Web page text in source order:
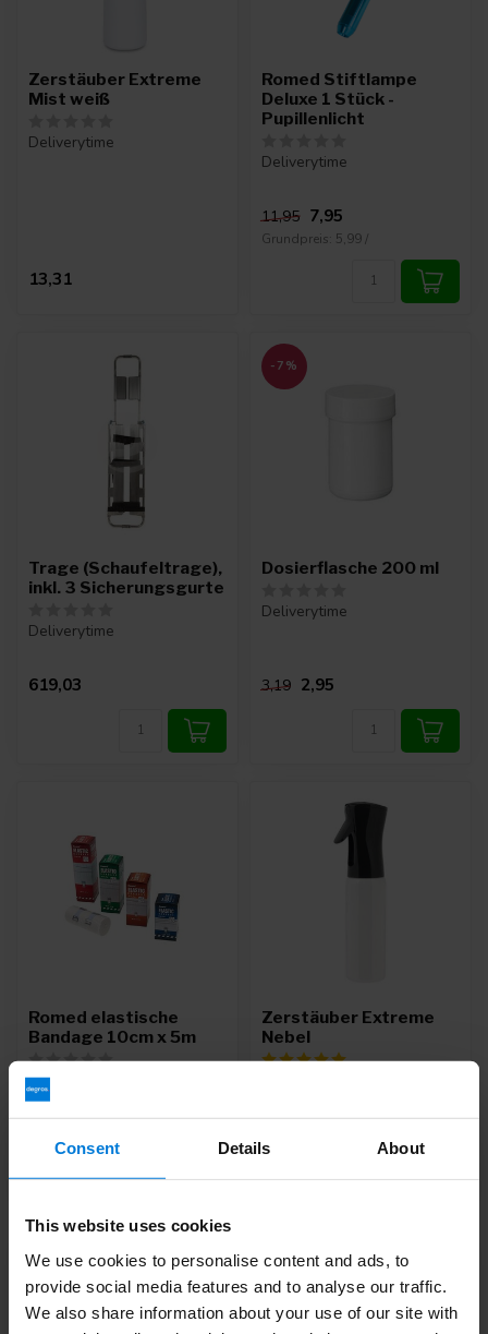
Consent Details About
This website uses cookies
We use cookies to personalise content and ads, to
provide social media features and to analyse our traffic.
We also share information about your use of our site with
Zerstäuber Extreme
Mist weiß
Deliverytime
13,31
Romed Stiftlampe
Deluxe 1 Stück -
Pupillenlicht
Deliverytime
11,95 7,95
Grundpreis: 5,99 /
Trage (Schaufeltrage),
inkl. 3 Sicherungsgurte
Deliverytime
619,03
-7%
Dosierflasche 200 ml
Deliverytime
3,19 2,95
Romed elastische
Bandage 10cm x 5m
Deliverytime
Zerstäuber Extreme
Nebel